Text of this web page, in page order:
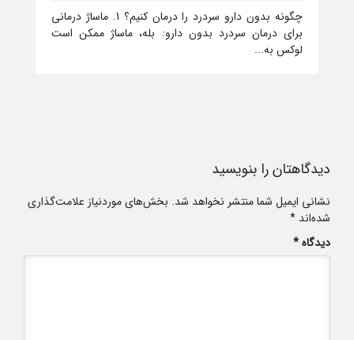
چگونه بدون دارو سردرد را درمان کنیم؟ 1. ماساژ درمانی
برای درمان سردرد بدون دارو: بله، ماساژ ممکن است
لوکس به...
دیدگاهتان را بنویسید
نشانی ایمیل شما منتشر نخواهد شد. بخش‌های موردنیاز علامت‌گذاری
شده‌اند *
دیدگاه*